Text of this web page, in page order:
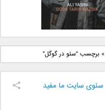
دانلود آهنگ جدید علی
بنام دورترین نزدیک
»برچسب "سئو در گوگل"
سئوی سایت ما مفید